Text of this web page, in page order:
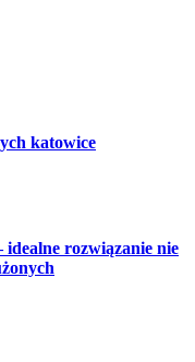
katowice
idealne rozwiązanie nie